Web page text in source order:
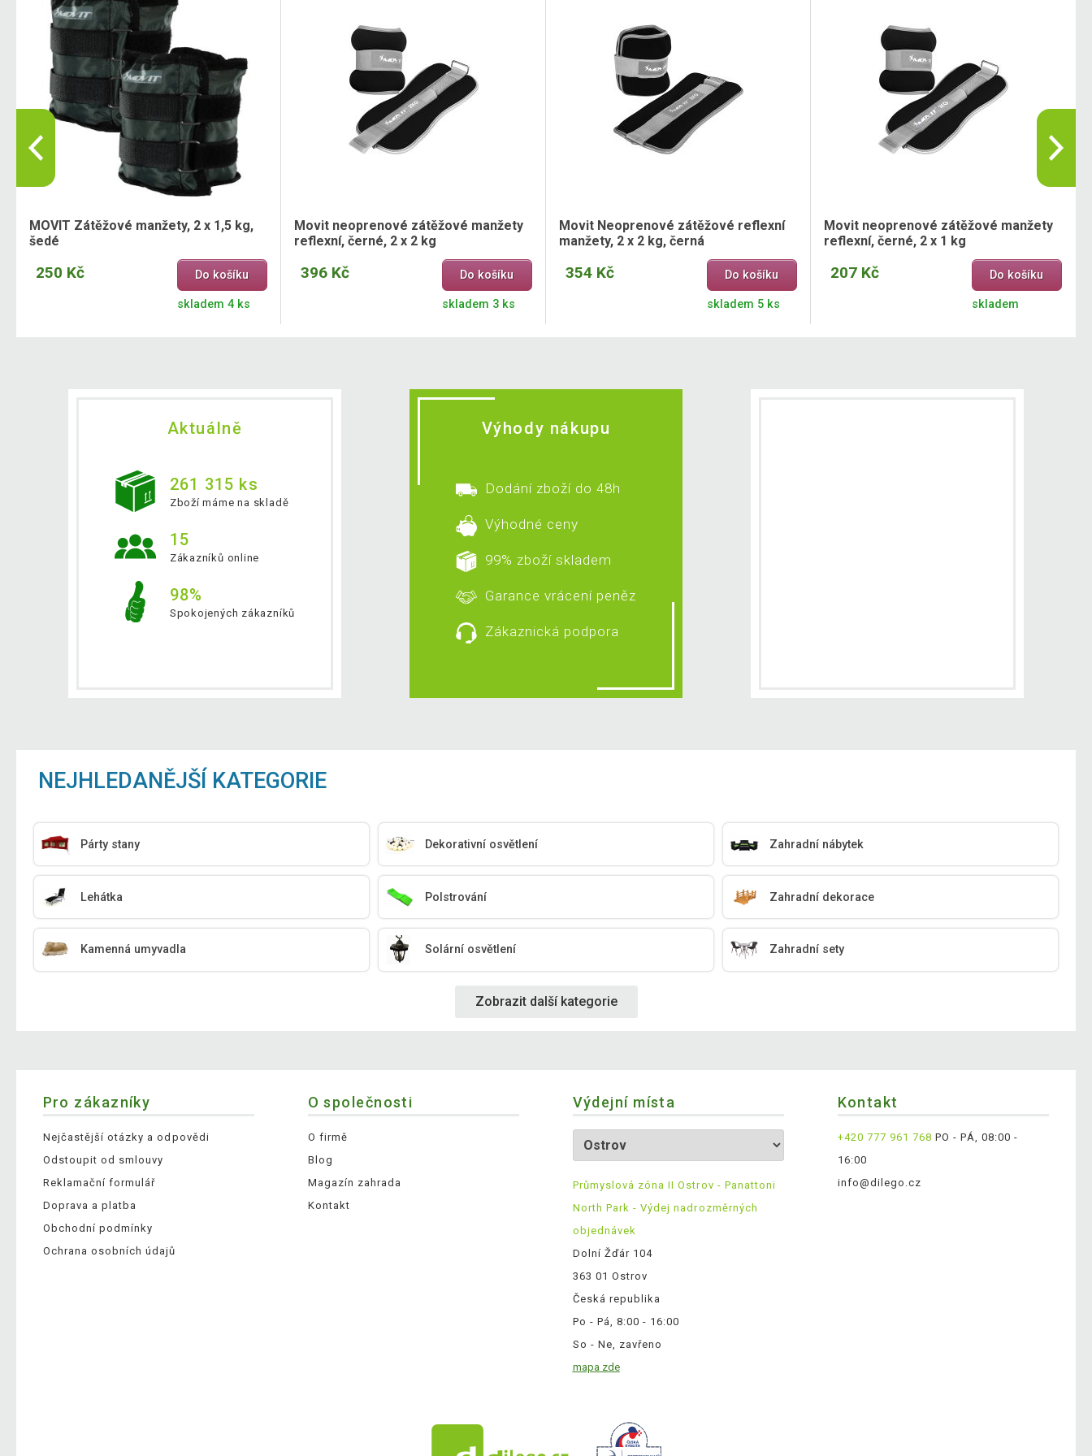
MOVIT Zátěžové manžety, 2 x 1,5 kg,
šedé
250 Kč Do košíku
skladem 4 ks
Movit neoprenové zátěžové manžety
reflexní, černé, 2 x 2 kg
396 Kč Do košíku
skladem 3 ks
Movit Neoprenové zátěžové reflexní
manžety, 2 x 2 kg, černá
354 Kč Do košíku
skladem 5 ks
Movit neoprenové zátěžové manžety
reflexní, černé, 2 x 1 kg
207 Kč Do košíku
skladem
Aktuálně
261 315 ks
Zboží máme na skladě
15
Zákazníků online
98%
Spokojených zákazníků
Výhody nákupu
Dodání zboží do 48h
Výhodné ceny
99% zboží skladem
Garance vrácení peněz
Zákaznická podpora
NEJHLEDANĚJŠÍ KATEGORIE
Párty stany Dekorativní osvětlení Zahradní nábytek
Lehátka Polstrování Zahradní dekorace
Kamenná umyvadla Solární osvětlení Zahradní sety
Zobrazit další kategorie
Pro zákazníky
Nejčastější otázky a odpovědi
Odstoupit od smlouvy
Reklamační formulář
Doprava a platba
Obchodní podmínky
Ochrana osobních údajů
O společnosti
O firmě
Blog
Magazín zahrada
Kontakt
Výdejní místa
Průmyslová zóna II Ostrov - Panattoni
North Park - Výdej nadrozměrných
objednávek
Dolní Žďár 104
363 01 Ostrov
Česká republika
Po - Pá, 8:00 - 16:00
So - Ne, zavřeno
mapa zde
Kontakt
+420 777 961 768 PO - PÁ, 08:00 -
16:00
info@dilego.cz